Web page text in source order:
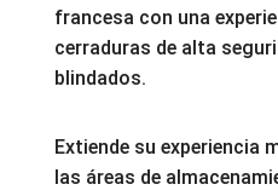
francesa con una
cerraduras de alta
blindados.
Extiende su experiencia
las áreas de